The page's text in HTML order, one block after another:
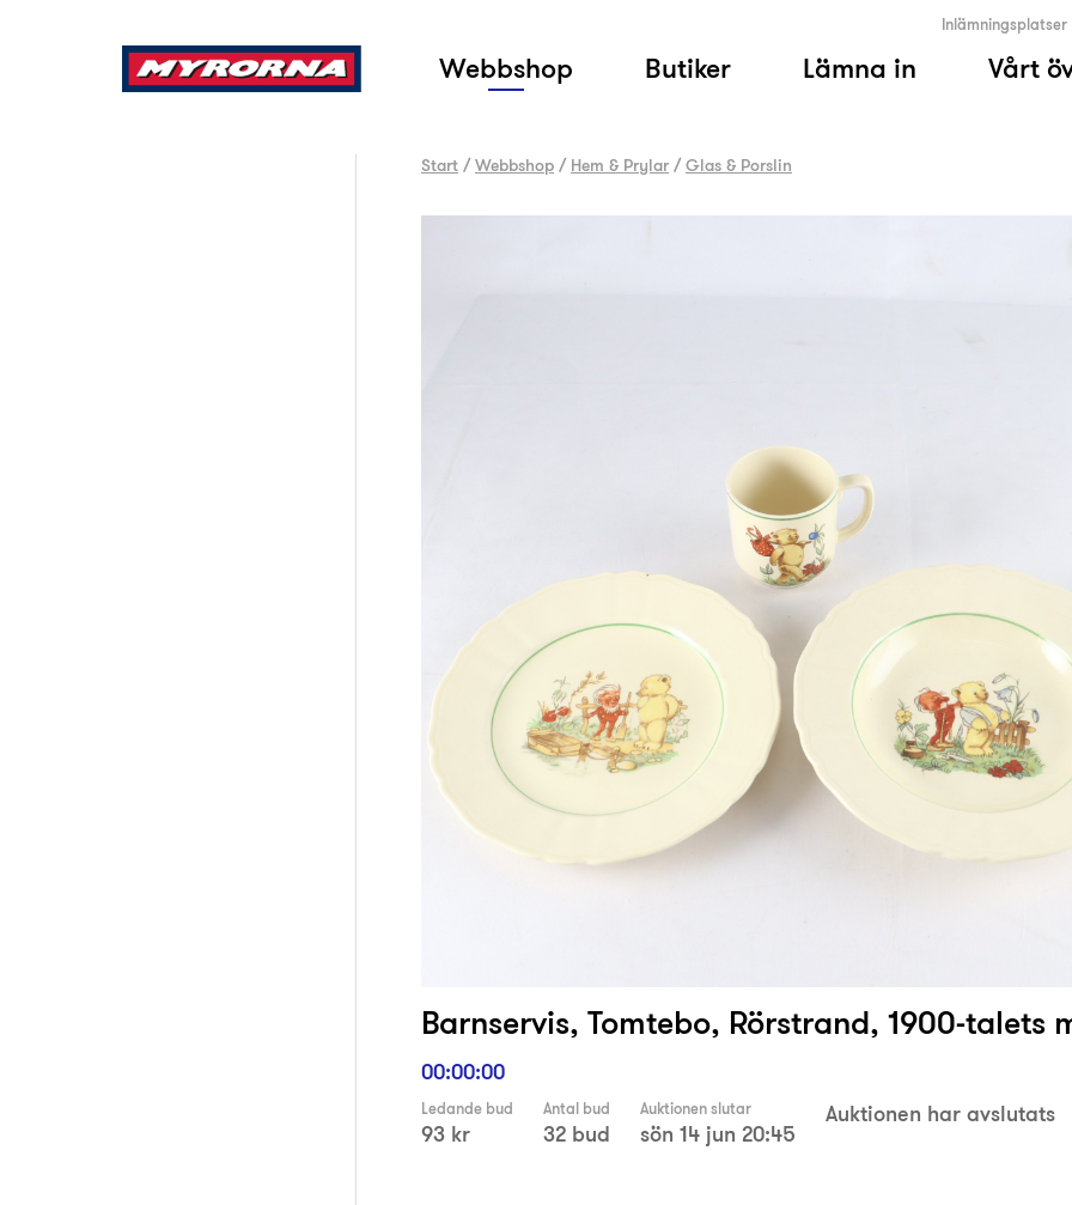
Webbshop Butiker Lämna in Vårt
Inlämningsplatser
Start /Webbshop / Hem & Prylar /Glas & Porslin
Barnservis, Tomtebo, Rörstrand, 1900-talets
00:00:00
Ledande bud
93 kr
Antal bud
32 bud
Auktionen slutar
sön 14 jun 20:45
Auktionen har avslutats